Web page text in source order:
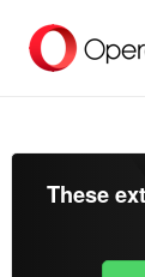
στο
κύριο
These